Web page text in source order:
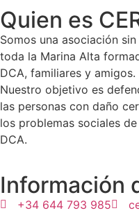
Quien es
Somos una asociación
toda la Marina Alta
DCA, familiares y amigos.
Nuestro objetivo es
las personas con daño
los problemas sociales
DCA.
Información
+34 644 793 985